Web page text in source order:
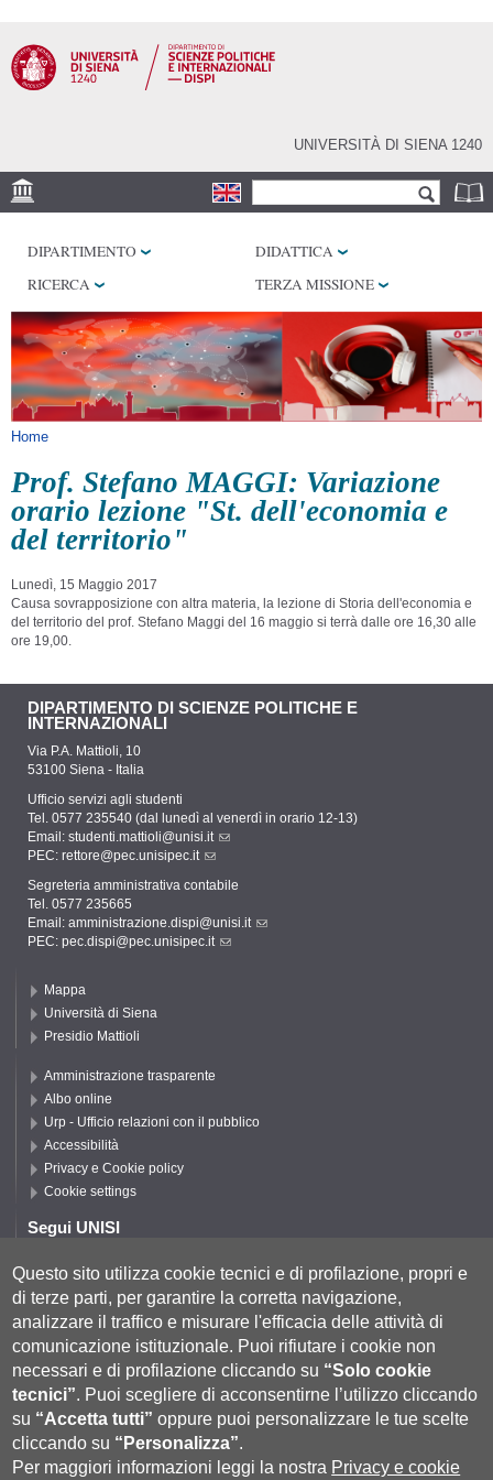
contenuto
principale
UNIVERSITÀ DI SIENA 1240
Form di ricerca
LABORATORI
BIBLIOTECHE
SERVIZI
DIPARTIMENTO
DIDATTICA
RICERCA
TERZA MISSIONE
Tu sei qui
Home
Prof. Stefano MAGGI: Variazione
orario lezione "St. dell'economia e
del territorio"
Lunedì, 15 Maggio 2017
Causa sovrapposizione con altra materia, la lezione di Storia dell'economia e
del territorio del prof. Stefano Maggi del 16 maggio si terrà dalle ore 16,30 alle
ore 19,00.
DIPARTIMENTO DI SCIENZE POLITICHE E
INTERNAZIONALI
Via P.A. Mattioli, 10
53100 Siena - Italia
Ufficio servizi agli studenti
Tel. 0577 235540 (dal lunedì al venerdì in orario 12-13)
Email: studenti.mattioli@unisi.it
PEC: rettore@pec.unisipec.it
Segreteria amministrativa contabile
Tel. 0577 235665
Email: amministrazione.dispi@unisi.it
PEC: pec.dispi@pec.unisipec.it
Mappa
Università di Siena
Presidio Mattioli
Amministrazione trasparente
Albo online
Urp - Ufficio relazioni con il pubblico
Accessibilità
Privacy e Cookie policy
Cookie settings
Segui UNISI
Segui DISPI
Questo sito utilizza cookie tecnici e di profilazione, propri e
di terze parti, per garantire la corretta navigazione,
analizzare il traffico e misurare l'efficacia delle attività di
comunicazione istituzionale. Puoi rifiutare i cookie non
necessari e di profilazione cliccando su “Solo cookie
tecnici”. Puoi scegliere di acconsentirne l’utilizzo cliccando
su “Accetta tutti” oppure puoi personalizzare le tue scelte
cliccando su “Personalizza”.
Per maggiori informazioni leggi la nostra Privacy e cookie